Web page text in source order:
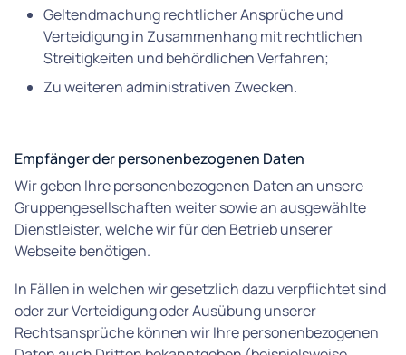
Geltendmachung rechtlicher Ansprüche und
Verteidigung in Zusammenhang mit rechtlichen
Streitigkeiten und behördlichen Verfahren;
Zu weiteren administrativen Zwecken.
Empfänger der personenbezogenen Daten
Wir geben Ihre personenbezogenen Daten an unsere
Gruppengesellschaften weiter sowie an ausgewählte
Dienstleister, welche wir für den Betrieb unserer
Webseite benötigen.
In Fällen in welchen wir gesetzlich dazu verpflichtet sind
oder zur Verteidigung oder Ausübung unserer
Rechtsansprüche können wir Ihre personenbezogenen